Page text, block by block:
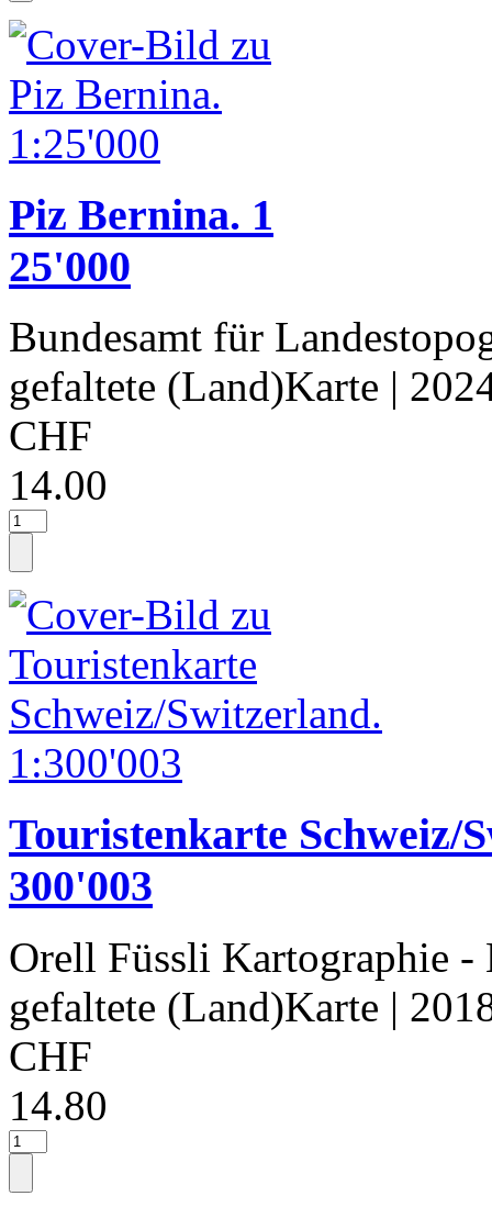
Piz Bernina. 1
25'000
Bundesamt für
gefaltete (Land)Karte |
CHF
14.00
Touristenkarte Schweiz/
300'003
Orell Füssli Kartographie
gefaltete (Land)Karte |
CHF
14.80